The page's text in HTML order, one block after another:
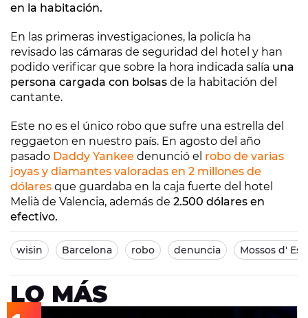
en la habitación.
En las primeras investigaciones, la policía ha
revisado las cámaras de seguridad del hotel y han
podido verificar que sobre la hora indicada salía una
persona cargada con bolsas de la habitación del
cantante.
Este no es el único robo que sufre una estrella del
reggaeton en nuestro país. En agosto del año
pasado Daddy Yankee denunció el robo de varias
joyas y diamantes valoradas en 2 millones de
dólares que guardaba en la caja fuerte del hotel
Melià de Valencia, además de 2.500 dólares en
efectivo.
wisin Barcelona robo denuncia Mossos d'
LO MÁS